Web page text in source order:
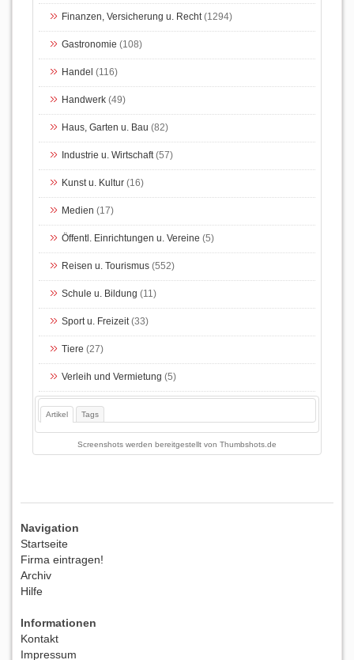
Finanzen, Versicherung u. Recht(1294)
Gastronomie (108)
Handel (116)
Handwerk (49)
Haus, Garten u. Bau (82)
Industrie u. Wirtschaft(57)
Kunst u. Kultur (16)
Medien (17)
Öffentl. Einrichtungen u. Vereine (5)
Reisen u. Tourismus (552)
Schule u. Bildung (11)
Sport u. Freizeit(33)
Tiere (27)
Verleih und Vermietung (5)
Artikel Tags
Screenshots werden bereitgestellt von Thumbshots.de
Navigation
Startseite
Firma eintragen!
Archiv
Hilfe
Informationen
Kontakt
Impressum